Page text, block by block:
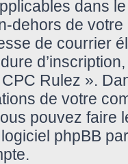
dans
dehors de
de courrier
Rulez ».
de votre
pouvez faire
phpBB